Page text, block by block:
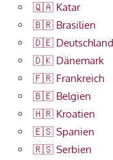
🇶🇦 Katar
🇧🇷 Brasilien
🇩🇪 Deutschland
🇩🇰 Dänemark
🇫🇷 Frankreich
🇧🇪 Belgien
🇭🇷 Kroatien
🇪🇸 Spanien
🇷🇸 Serbien